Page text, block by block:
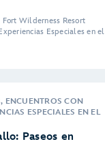
Wilderness Resort
Especiales en el
ENCUENTROS CON
ESPECIALES EN EL
Paseos en